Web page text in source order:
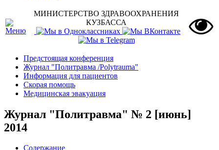
МИНИСТЕРСТВО ЗДРАВООХРАНЕНИЯ
КУЗБАССА
Предстоящая конференция
Журнал "Политравма /Polytrauma"
Информация для пациентов
Скорая помощь
Медицинская эвакуация
Журнал "Политравма" № 2 [июнь]
2014
Содержание